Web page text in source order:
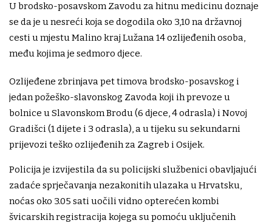
U brodsko-posavskom Zavodu za hitnu medicinu doznaje
se da je u nesreći koja se dogodila oko 3,10 na državnoj
cesti u mjestu Malino kraj Lužana 14 ozlijeđenih osoba,
među kojima je sedmoro djece.
Ozlijeđene zbrinjava pet timova brodsko-posavskog i
jedan požeško-slavonskog Zavoda koji ih prevoze u
bolnice u Slavonskom Brodu (6 djece, 4 odrasla) i Novoj
Gradišci (1 dijete i 3 odrasla), a u tijeku su sekundarni
prijevozi teško ozlijeđenih za Zagreb i Osijek.
Policija je izvijestila da su policijski službenici obavljajući
zadaće sprječavanja nezakonitih ulazaka u Hrvatsku,
noćas oko 3.05 sati uočili vidno opterećen kombi
švicarskih registracija kojega su pomoću uključenih